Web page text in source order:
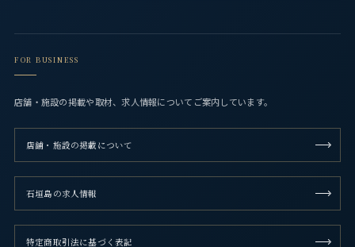
FOR BUSINESS
店舗・施設の掲載や取材、求人情報についてご案内しています。
店舗・施設の掲載について
石垣島の求人情報
特定商取引法に基づく表記